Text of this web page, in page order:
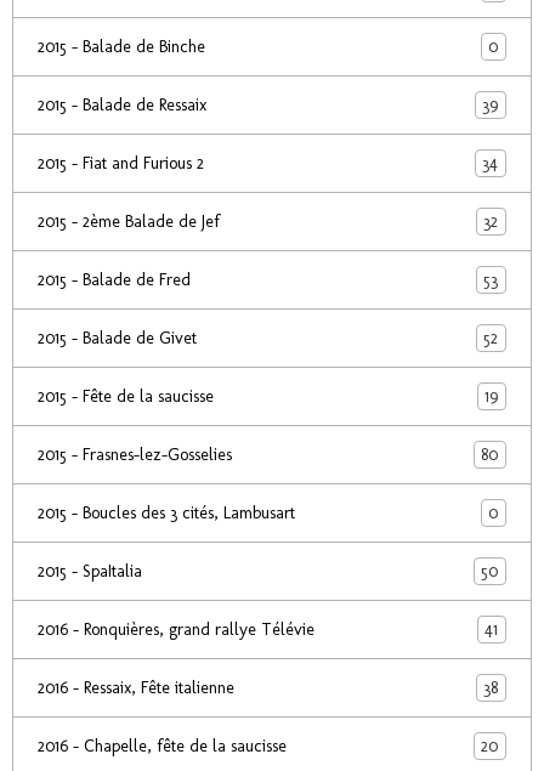
2015 - Balade de Binche 0
2015 - Balade de Ressaix 39
2015 - Fiat and Furious 2 34
2015 - 2ème Balade de Jef 32
2015 - Balade de Fred 53
2015 - Balade de Givet 52
2015 - Fête de la saucisse 19
2015 - Frasnes-lez-Gosselies 80
2015 - Boucles des 3 cités, Lambusart 0
2015 - SpaItalia 50
2016 - Ronquières, grand rallye Télévie 41
2016 - Ressaix, Fête italienne 38
2016 - Chapelle, fête de la saucisse 20